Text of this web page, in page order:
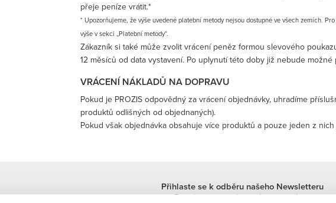
přeje peníze vrátit.*
* Upozorňujeme, že výše uvedené platební metody nejsou dostupné ve všech zemích.
výše v sekci „Platební metody“.
Zákazník si také může zvolit vrácení peněz formou slevového
12 měsíců od data vystavení. Po uplynutí této doby již nebude
VRÁCENÍ NÁKLADŮ NA DOPRAVU
Pokud je PROZIS odpovědný za vrácení objednávky, uhradíme
produktů odlišných od objednaných).
Pokud však objednávka obsahuje více produktů a pouze jeden z
Přihlaste se k odběru našeho Newsletteru
Dostávejte novinky a akce e-mailem.